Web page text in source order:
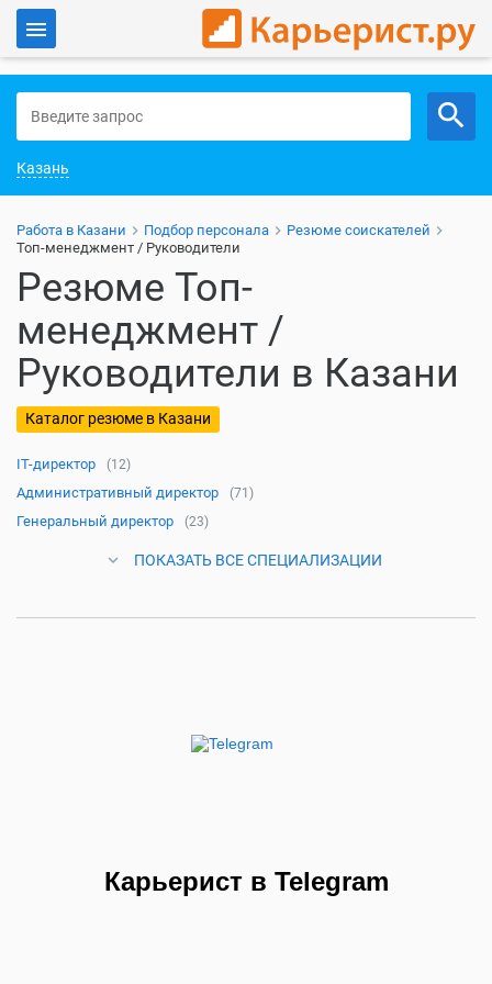
Работа в Казани
Казань
Работа в Казани Подбор персонала
Резюме соискателей
Топ-менеджмент / Руководители
Резюме Топ-
менеджмент /
Руководители в Казани
Каталог резюме в Казани
IT-директор (12)
Административный директор (71)
Генеральный директор (23)
ПОКАЗАТЬ ВСЕ СПЕЦИАЛИЗАЦИИ
Карьерист в Telegram